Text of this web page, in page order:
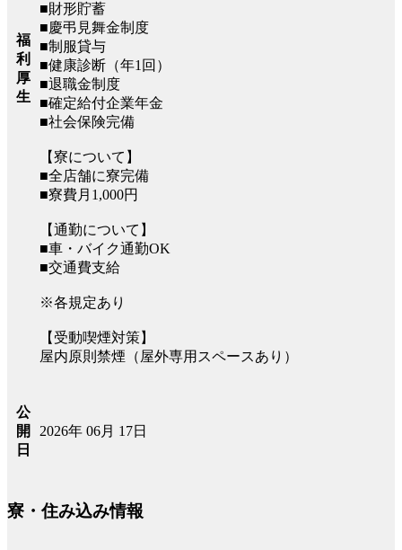
福
利
厚
生
■財形貯蓄
■慶弔見舞金制度
■制服貸与
■健康診断（年1回）
■退職金制度
■確定給付企業年金
■社会保険完備
【寮について】
■全店舗に寮完備
■寮費月1,000円
【通勤について】
■車・バイク通勤OK
■交通費支給
※各規定あり
【受動喫煙対策】
屋内原則禁煙（屋外専用スペースあり）
公
開
日
2026年 06月 17日
寮・住み込み情報